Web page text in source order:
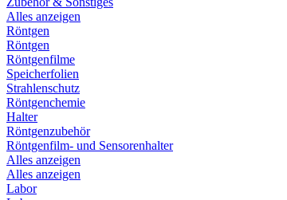
Alles anzeigen
Röntgen
Röntgen
Röntgenfilme
Speicherfolien
Strahlenschutz
Röntgenchemie
Halter
Röntgenzubehör
Röntgenfilm- und Sensorenhalter
Alles anzeigen
Alles anzeigen
Labor